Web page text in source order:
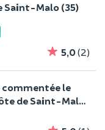
Saint-Malo (35)
5,0(2)
commentée le
de Saint-Malo